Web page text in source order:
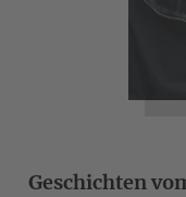
Geschichten